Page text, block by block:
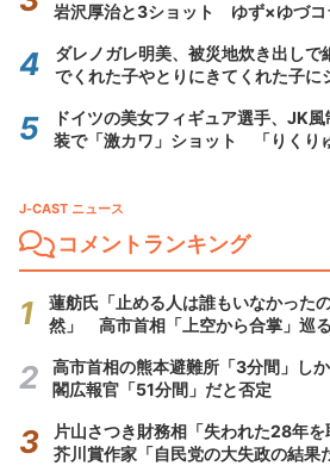
岩沢厚治と3ショット ゆず×ゆづコ
ダレノガレ明美、被災地炊き出しで
でくれた子やとりにきてくれた子に
ドイツの美女フィギュア選手、JK
装で「激カワ」ショット 「りくり
J-CAST ニュース
コメントランキング
蓮舫氏「止める人は誰もいなかった
然」 高市首相「上空から合掌」巡
高市首相の熊本避難所「3分間」し
閣広報官「51分間」だと否定
片山さつき財務相「失われた28年
芥川賞作家「自民党の大失政の結果